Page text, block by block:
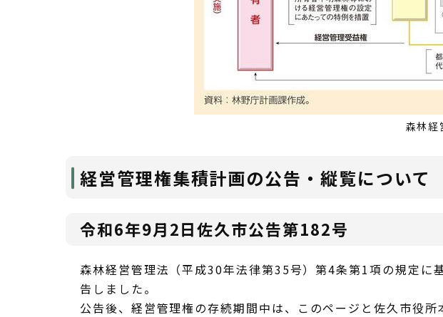
森林経
経営管理権集積計画の公告・縦覧について
令和6年9月2日佐久市公告第182号
森林経営管理法（平成30年法律第35号）第4条第1項の規定に
告しました。
公告後、経営管理権の存続期間中は、このページと佐久市役